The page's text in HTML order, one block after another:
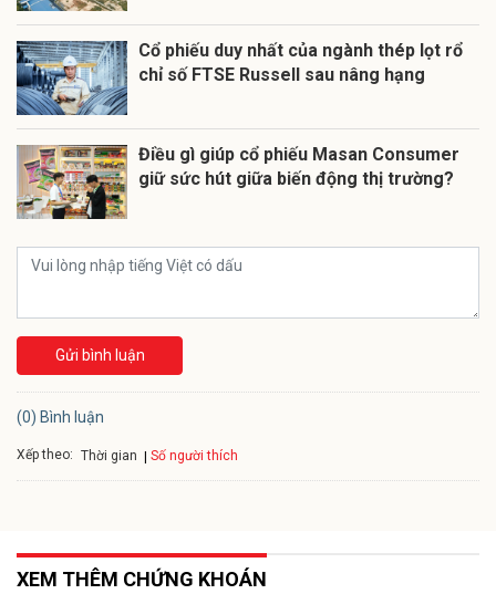
Cổ phiếu duy nhất của ngành thép lọt rổ
chỉ số FTSE Russell sau nâng hạng
Điều gì giúp cổ phiếu Masan Consumer
giữ sức hút giữa biến động thị trường?
Gửi bình luận
(0) Bình luận
Xếp theo: Thời gian Số người thích
XEM THÊM CHỨNG KHOÁN